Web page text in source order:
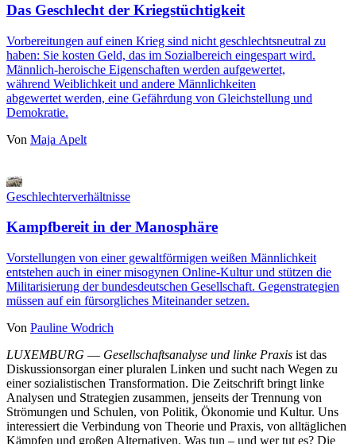
Das Geschlecht der Kriegstüchtigkeit
Vorbereitungen auf einen Krieg sind nicht geschlechtsneutral zu
haben: Sie kosten Geld, das im Sozialbereich eingespart wird.
Männlich-heroische Eigenschaften werden aufgewertet,
während Weiblichkeit und andere Männlichkeiten
abgewertet werden, eine Gefährdung von Gleichstellung und
Demokratie.
Von Maja Apelt
Geschlechterverhältnisse
Kampfbereit in der Manosphäre
Vorstellungen von einer gewaltförmigen weißen Männlichkeit
entstehen auch in einer misogynen Online-Kultur und stützen die
Militarisierung der bundesdeutschen Gesellschaft. Gegenstrategien
müssen auf ein fürsorgliches Miteinander setzen.
Von Pauline Wodrich
LUXEMBURG — Gesellschaftsanalyse und linke Praxis ist das
Diskussionsorgan einer pluralen Linken und sucht nach Wegen zu
einer sozialistischen Transformation. Die Zeitschrift bringt linke
Analysen und Strategien zusammen, jenseits der Trennung von
Strömungen und Schulen, von Politik, Ökonomie und Kultur. Uns
interessiert die Verbindung von Theorie und Praxis, von alltäglichen
Kämpfen und großen Alternativen. Was tun – und wer tut es? Die